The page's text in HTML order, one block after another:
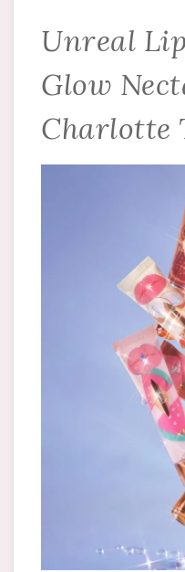
Unreal
Glow
Charlotte